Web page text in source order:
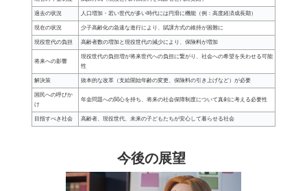
過去の状況 人口増加・若い世代が多い時代には円滑に機能（例：高度経済成長期）
現在の状況 少子高齢化の急速な進行により、賦課方式の維持が困難に
現役世代の負担 高齢者数の増加と現役世代の減少により、保険料が増加
将来への影響
現役世代の負担増が将来世代への負担に繋がり、社会への希望を失わせる可能
性
解決策 抜本的な改革（支給開始年齢の変更、保険料の引き上げなど）が必要
国民への呼びか
け
年金問題への関心を持ち、将来の社会保障制度について真剣に考える必要性
目指すべき社会 高齢者、現役世代、未来の子どもたちが安心して暮らせる社会
今後の展望